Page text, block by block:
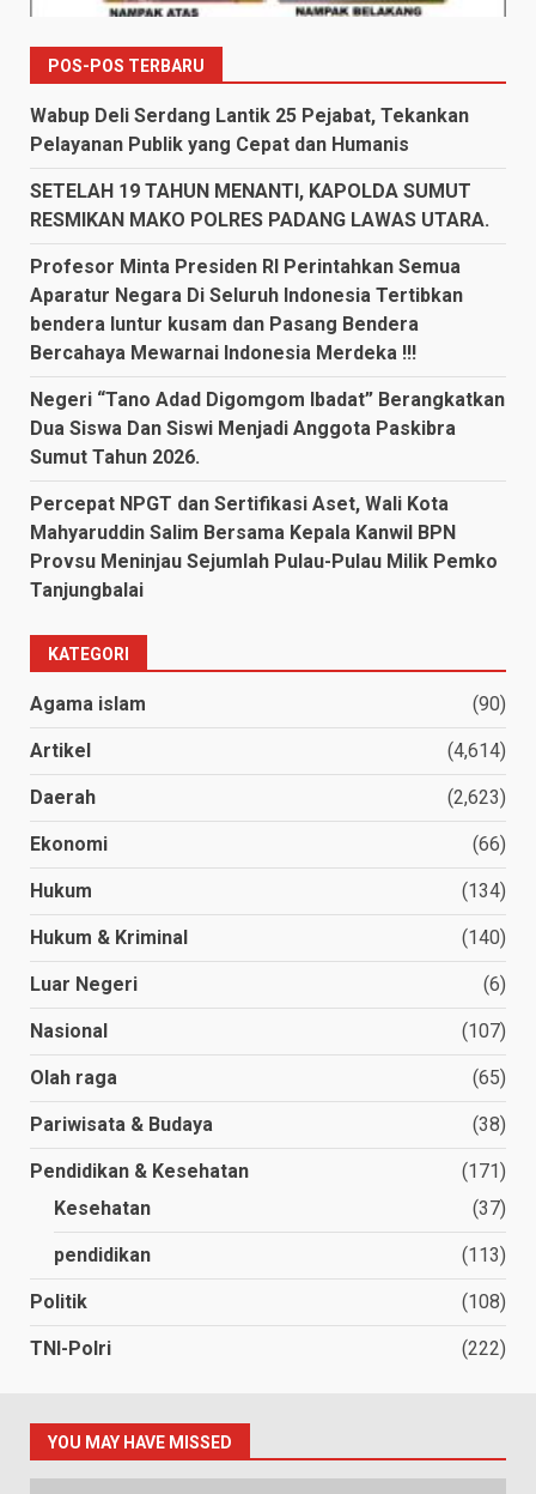
POS-POS TERBARU
Wabup Deli Serdang Lantik 25 Pejabat, Tekankan
Pelayanan Publik yang Cepat dan Humanis
SETELAH 19 TAHUN MENANTI, KAPOLDA SUMUT
RESMIKAN MAKO POLRES PADANG LAWAS UTARA.
Profesor Minta Presiden RI Perintahkan Semua
Aparatur Negara Di Seluruh Indonesia Tertibkan
bendera luntur kusam dan Pasang Bendera
Bercahaya Mewarnai Indonesia Merdeka !!!
Negeri “Tano Adad Digomgom Ibadat” Berangkatkan
Dua Siswa Dan Siswi Menjadi Anggota Paskibra
Sumut Tahun 2026.
Percepat NPGT dan Sertifikasi Aset, Wali Kota
Mahyaruddin Salim Bersama Kepala Kanwil BPN
Provsu Meninjau Sejumlah Pulau-Pulau Milik Pemko
Tanjungbalai
KATEGORI
Agama islam (90)
Artikel (4,614)
Daerah (2,623)
Ekonomi (66)
Hukum (134)
Hukum & Kriminal (140)
Luar Negeri (6)
Nasional (107)
Olah raga (65)
Pariwisata & Budaya (38)
Pendidikan & Kesehatan
(171)
Kesehatan
(37)
pendidikan (113)
Politik (108)
TNI-Polri (222)
YOU MAY HAVE MISSED